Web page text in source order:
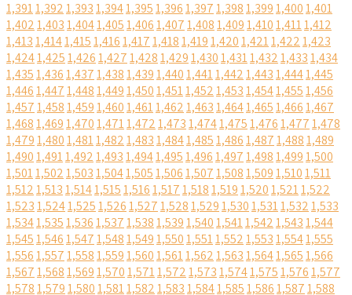
1,3911,3921,3931,3941,3951,3961,3971,3981,3991,4001,401
1,4021,4031,4041,4051,4061,4071,4081,4091,4101,4111,412
1,4131,4141,4151,4161,4171,4181,4191,4201,4211,4221,423
1,4241,4251,4261,4271,4281,4291,4301,4311,4321,4331,434
1,4351,4361,4371,4381,4391,4401,4411,4421,4431,4441,445
1,4461,4471,4481,4491,4501,4511,4521,4531,4541,4551,456
1,4571,4581,4591,4601,4611,4621,4631,4641,4651,4661,467
1,4681,4691,4701,4711,4721,4731,4741,4751,4761,4771,478
1,4791,4801,4811,4821,4831,4841,4851,4861,4871,4881,489
1,4901,4911,4921,4931,4941,4951,4961,4971,4981,4991,500
1,5011,5021,5031,5041,5051,5061,5071,5081,5091,5101,511
1,5121,5131,5141,5151,5161,5171,5181,5191,5201,5211,522
1,5231,5241,5251,5261,5271,5281,5291,5301,5311,5321,533
1,5341,5351,5361,5371,5381,5391,5401,5411,5421,5431,544
1,5451,5461,5471,5481,5491,5501,5511,5521,5531,5541,555
1,5561,5571,5581,5591,5601,5611,5621,5631,5641,5651,566
1,5671,5681,5691,5701,5711,5721,5731,5741,5751,5761,577
1,5781,5791,5801,5811,5821,5831,5841,5851,5861,5871,588